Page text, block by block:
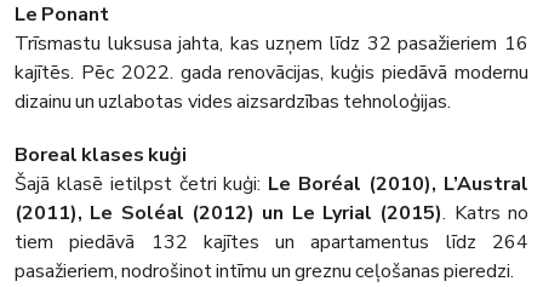
Le Ponant
Trīsmastu luksusa jahta, kas uzņem līdz 32 pasažieriem 16
kajītēs. Pēc 2022. gada renovācijas, kuģis piedāvā modernu
dizainu un uzlabotas vides aizsardzības tehnoloģijas.
Boreal klases kuģi
Šajā klasē ietilpst četri kuģi: Le Boréal (2010), L’Austral
(2011), Le Soléal (2012) un Le Lyrial (2015). Katrs no
tiem piedāvā 132 kajītes un apartamentus līdz 264
pasažieriem, nodrošinot intīmu un greznu ceļošanas pieredzi.